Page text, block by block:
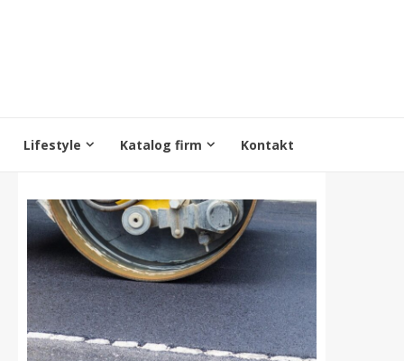
Lifestyle Katalog firm Kontakt